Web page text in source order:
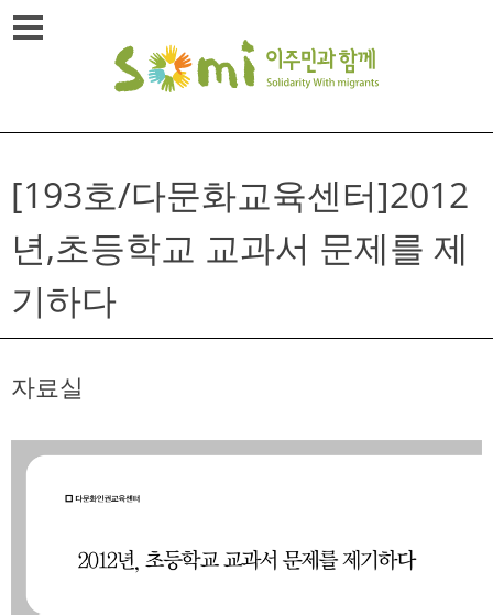
Skip
to
[193호/다문화교육센터]2012
년,초등학교 교과서 문제를 제
기하다
자료실